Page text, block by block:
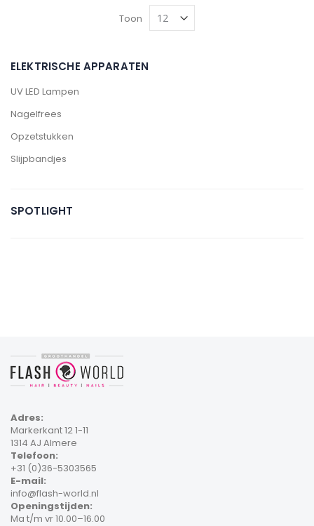
Toon
ELEKTRISCHE APPARATEN
UV LED Lampen
Nagelfrees
Opzetstukken
Slijpbandjes
SPOTLIGHT
Adres:
Markerkant 12 1-11
1314 AJ Almere
Telefoon:
+31 (0)36-5303565
E-mail:
info@flash-world.nl
Openingstijden:
Ma t/m vr 10.00–16.00